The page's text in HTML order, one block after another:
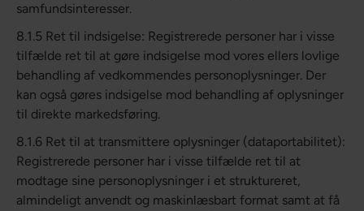
samfundsinteresser.
8.1.5 Ret til indsigelse: Registrerede personer har i visse
tilfælde ret til at gøre indsigelse mod vores ellers lovlige
behandling af vedkommendes personoplysninger. Der
kan også gøres indsigelse mod behandling af oplysninger
til direkte markedsføring.
8.1.6 Ret til at transmittere oplysninger (dataportabilitet):
Registrerede personer har i visse tilfælde ret til at
modtage sine personoplysninger i et struktureret,
almindeligt anvendt og maskinlæsbart format samt at få